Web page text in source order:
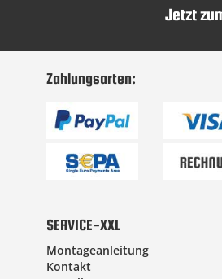
Jetzt
Zahlungsarten:
SERVICE-XXL
Montageanleitung
Kontakt